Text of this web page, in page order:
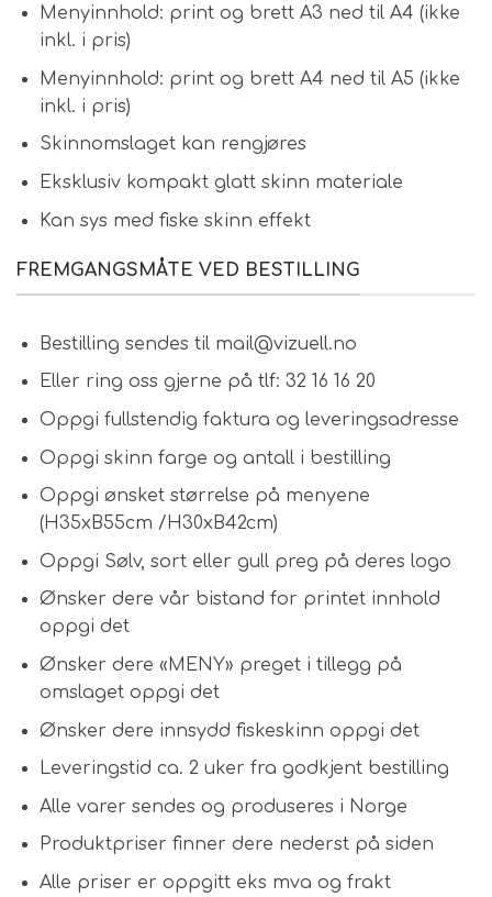
Menyinnhold: print og brett A3 ned til A4 (ikke
inkl. i pris)
Menyinnhold: print og brett A4 ned til A5 (ikke
inkl. i pris)
Skinnomslaget kan rengjøres
Eksklusiv kompakt glatt skinn materiale
Kan sys med fiske skinn effekt
FREMGANGSMÅTE VED BESTILLING
Bestilling sendes til mail@vizuell.no
Eller ring oss gjerne på tlf: 32 16 16 20
Oppgi fullstendig faktura og leveringsadresse
Oppgi skinn farge og antall i bestilling
Oppgi ønsket størrelse på menyene
(H35xB55cm /H30xB42cm)
Oppgi Sølv, sort eller gull preg på deres logo
Ønsker dere vår bistand for printet innhold
oppgi det
Ønsker dere «MENY» preget i tillegg på
omslaget oppgi det
Ønsker dere innsydd fiskeskinn oppgi det
Leveringstid ca. 2 uker fra godkjent bestilling
Alle varer sendes og produseres i Norge
Produktpriser finner dere nederst på siden
Alle priser er oppgitt eks mva og frakt